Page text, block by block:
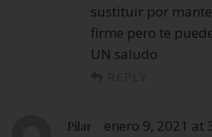
sustituir por
firme pero te
UN saludo
REPLY
Pilar
enero 9, 2021 at